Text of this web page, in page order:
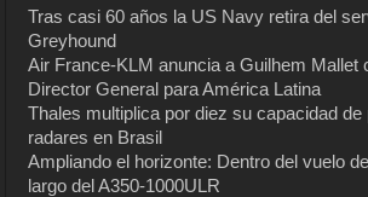
Tras casi 60 años la US Navy retira del
Greyhound
Air France-KLM anuncia a Guilhem Mallet
Director General para América Latina
Thales multiplica por diez su capacidad de
radares en Brasil
Ampliando el horizonte: Dentro del vuelo
largo del A350-1000ULR